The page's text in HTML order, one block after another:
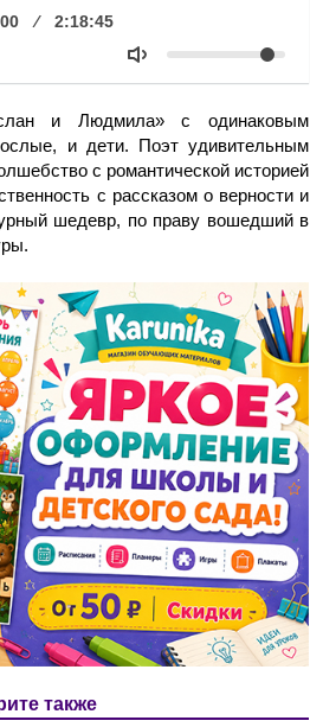
Продолжительность
2:18:45
Объем
и Людмила» с одинаковым
и дети. Поэт удивительным
с романтической историей
с рассказом о верности и
шедевр, по праву вошедший в
также